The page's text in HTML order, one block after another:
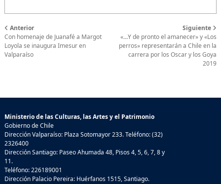
Anterior
Con homenaje de Juanafé a Margot
Loyola se inaugura Imesur en
Valparaíso
Siguiente
«…Y de pronto el amanecer» y «Los
perros» representarán a Chile en la
carrera por los Oscar y los Goya
2019
Ministerio de las Culturas, las Artes y el Patrimonio
Gobierno de Chile
Dirección Valparaíso: Plaza Sotomayor 233. Teléfono: (32)
2326400
Dirección Santiago: Paseo Ahumada 48, Pisos 4, 5, 6, 7, 8 y
11.
Teléfono: 226189001
Dirección Palacio Pereira: Huérfanos 1515, Santiago.